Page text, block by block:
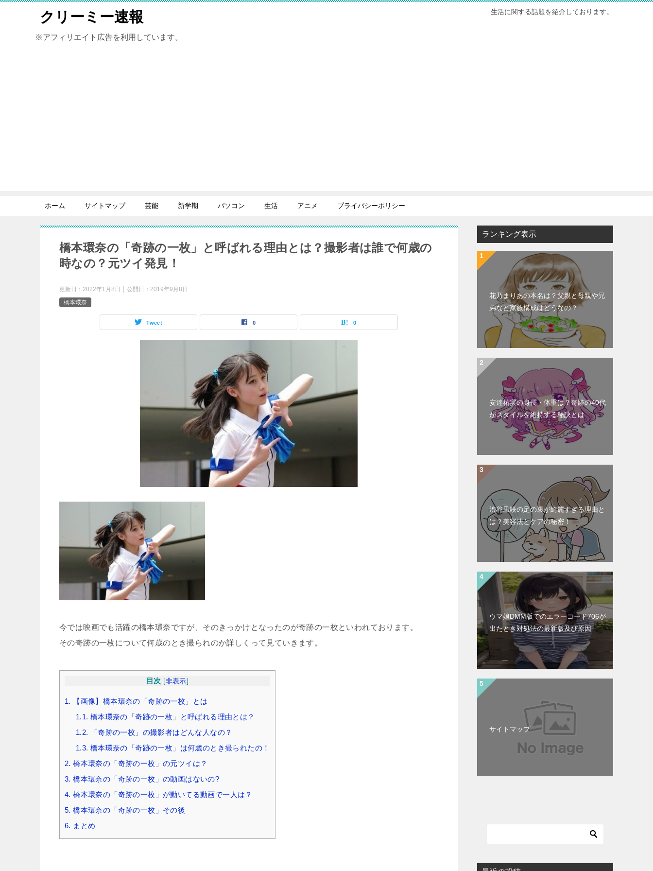
クリーミー速報 生活に関する話題を紹介しております。
※アフィリエイト広告を利用しています。
ホーム サイトマップ 芸能 新学期 パソコン 生活 アニメ プライバシーポリシー
橋本環奈の「奇跡の一枚」と呼ばれる理由とは？撮影者は誰で何歳の
時なの？元ツイ発見！
更新日： 2022年1月8日 公開日： 2019年9月8日
橋本環奈
Tweet 0 0
今では映画でも活躍の橋本環奈ですが、そのきっかけとなったのが奇跡の一枚といわれております。
その奇跡の一枚について何歳のとき撮られのか詳しくって見ていきます。
目次 [非表示]
1.
【画像】橋本環奈の「奇跡の一枚」とは
1.1. 橋本環奈の「奇跡の一枚」と呼ばれる理由とは？
1.2. 「奇跡の一枚」の撮影者はどんな人なの？
1.3. 橋本環奈の「奇跡の一枚」は何歳のとき撮られたの！
2. 橋本環奈の「奇跡の一枚」の元ツイは？
3. 橋本環奈の「奇跡の一枚」の動画はないの?
4. 橋本環奈の「奇跡の一枚」が動いてる動画で一人は？
5. 橋本環奈の「奇跡の一枚」その後
6. まとめ
ランキング表示
花乃まりあの本名は？父親と母親や兄
弟など家族構成はどうなの？
安達祐実の身長・体重は？奇跡の40代
がスタイルを維持する秘訣とは
渋谷凪咲の足の裏が綺麗すぎる理由と
は？美容法とケアの秘密！
ウマ娘DMM版でのエラーコード706が
出たとき対処法の最新版及び原因
サイトマップ